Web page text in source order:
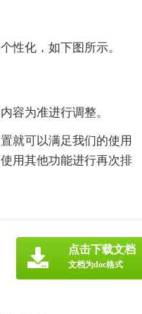
性化，如下图所示。
容为准进行调整。
就可以满足我们的使用
用其他功能进行再次排
点击下载文档
文档为doc格式